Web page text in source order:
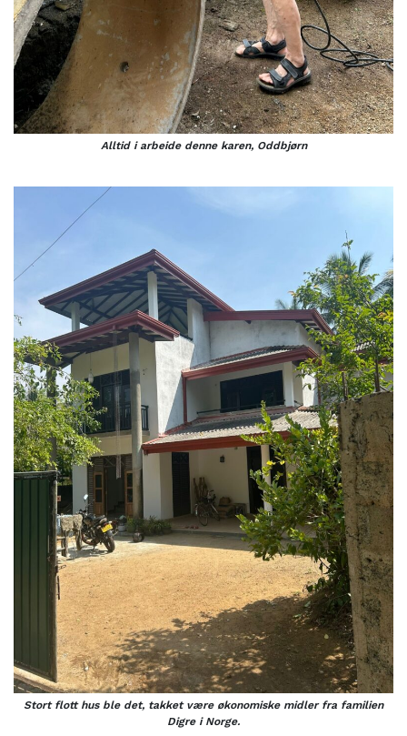
Alltid i arbeide denne karen, Oddbjørn
Stort flott hus ble det, takket være økonomiske midler fra familien
Digre i Norge.